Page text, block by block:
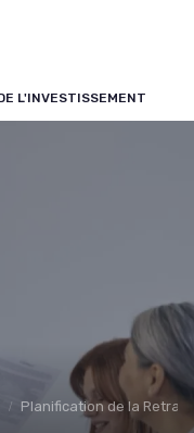
L'INVESTISSEMENT
Planification de la